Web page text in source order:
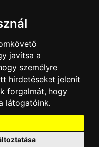
javítsa a
személyre
hirdetéseket jelenít
forgalmát, hogy
látogatóink.